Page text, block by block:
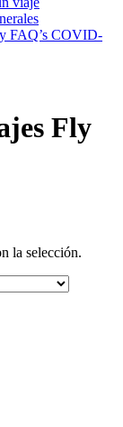
FAQ’s COVID-
Fly
la selección.